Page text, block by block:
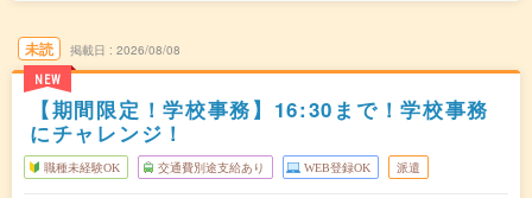
未読
NEW
掲載日 2026/08/08
【期間限定！学校事務】16:30まで！学校事務
にチャレンジ！
職種未経験OK 交通費別途支給あり WEB登録OK 派遣